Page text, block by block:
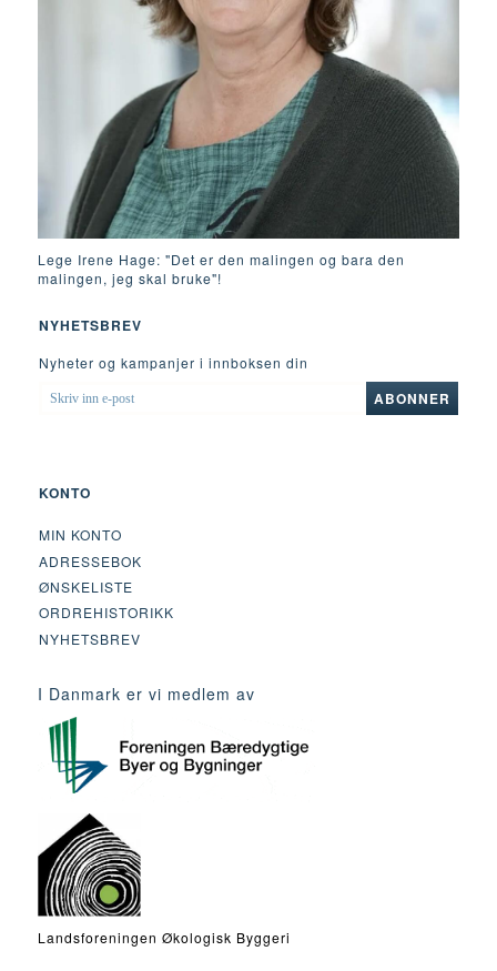
Lege Irene Hage: "Det er den malingen og bara den
malingen, jeg skal bruke"!
NYHETSBREV
Nyheter og kampanjer i innboksen din
SKRIV
INN
ABONNER
KONTO
MIN KONTO
ADRESSEBOK
ØNSKELISTE
ORDREHISTORIKK
NYHETSBREV
I Danmark er vi medlem av
Landsforeningen Økologisk Byggeri